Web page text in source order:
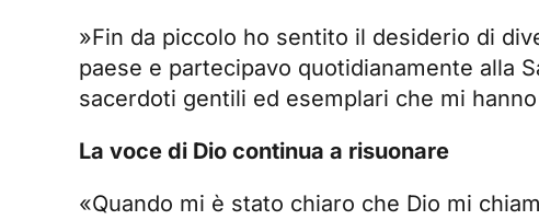
»Fin da piccolo ho sentito il desiderio di
paese e partecipavo quotidianamente alla
sacerdoti gentili ed esemplari che mi
La voce di Dio continua a risuonare
«Quando mi è stato chiaro che Dio mi